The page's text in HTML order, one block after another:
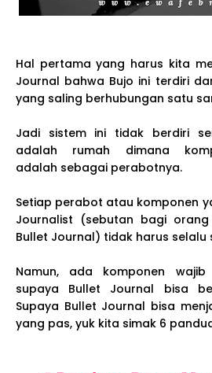
Hal pertama yang harus kita
Journal bahwa Bujo ini terdiri
yang saling berhubungan satu
Jadi sistem ini tidak berdiri
adalah rumah dimana
adalah sebagai perabotnya.
Setiap perabot atau komponen
Journalist (sebutan bagi
Bullet Journal) tidak harus selalu
Namun, ada komponen
supaya Bullet Journal bisa
Supaya Bullet Journal bisa
yang pas, yuk kita simak 6